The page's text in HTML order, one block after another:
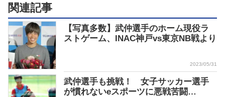
関連記事
【写真多数】武仲選手のホーム現役ラ
ストゲーム、INAC神戸vs東京NB戦より
2023/05/31
武仲選手も挑戦！ 女子サッカー選手
が慣れないeスポーツに悪戦苦闘…